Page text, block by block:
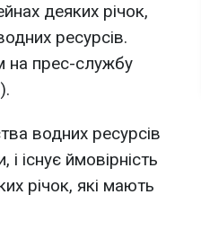
деяких річок,
ресурсів.
на прес-службу
).
водних ресурсів
існує ймовірність
річок, які мають